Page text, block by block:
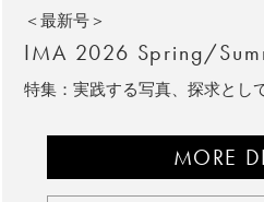
＜最新号＞
IMA 2026 Spring/
特集：実践する写真、探求とし
MORE